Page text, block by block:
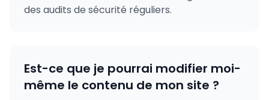
des audits de sécurité réguliers.
Est-ce que je pourrai modifier moi-
même le contenu de mon site ?